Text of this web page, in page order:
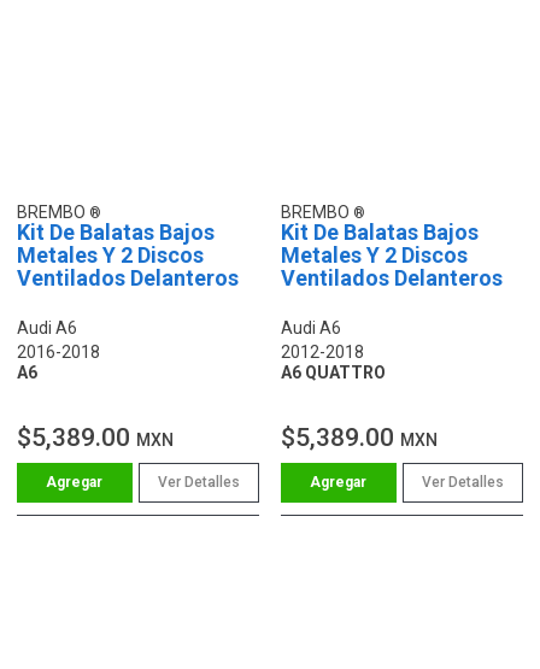
BREMBO
Kit De Balatas Bajos
Metales Y 2 Discos
Ventilados Delanteros
Audi A6
2016-2018
A6
$5,389.00 MXN
Ver Detalles
BREMBO
Kit De Balatas Bajos
Metales Y 2 Discos
Ventilados Delanteros
Audi A6
2012-2018
A6 QUATTRO
$5,389.00 MXN
Ver Detalles